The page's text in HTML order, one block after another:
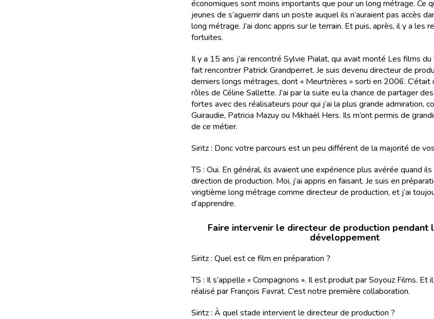
économiques sont moins importants que pour un long métrage. Ce
jeunes de s’aguerrir dans un poste auquel ils n’auraient pas accès
long métrage. J’ai donc appris sur le terrain. Et puis, après, il y a les
fortuites.
Il y a 15 ans j’ai rencontré Sylvie Pialat, qui avait monté Les films du
fait rencontrer Patrick Grandperret. Je suis devenu directeur de
derniers longs métrages, dont « Meurtrières » sorti en 2006. C’était
rôles de Céline Sallette. J’ai par la suite eu la chance de partager
fortes avec des réalisateurs pour qui j’ai la plus grande admiration,
Guiraudie, Patricia Mazuy ou Mikhaël Hers. Ils m’ont permis de
de ce métier.
Siritz : Donc votre parcours est un peu différent de la majorité de
TS : Oui. En général, ils avaient une expérience plus avérée quand
direction de production. Moi, j’ai appris en faisant. Je suis en
vingtième long métrage comme directeur de production, et j’ai
d’apprendre.
Faire intervenir le directeur de production pendant
développement
Siritz : Quel est ce film en préparation ?
TS : Il s’appelle « Compagnons ». Il est produit par Soyouz Films. Et
réalisé par François Favrat. C’est notre première collaboration.
Siritz : À quel stade intervient le directeur de production ?